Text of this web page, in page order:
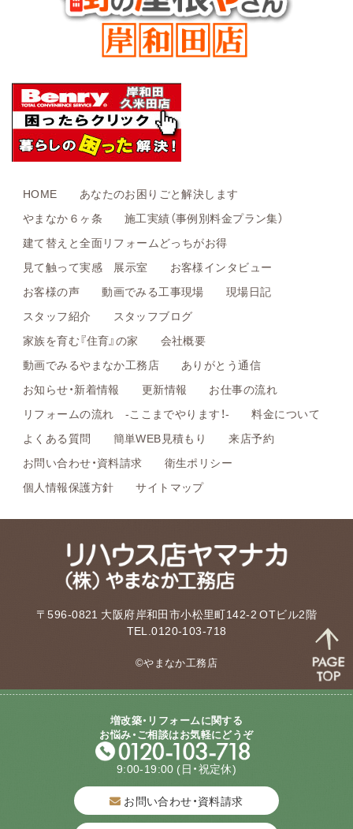
HOME
あなたのお困りごと解決します
やまなか６ヶ条
施工実績（事例別料金プラン集）
建て替えと全面リフォームどっちがお得
見て触って実感 展示室
お客様インタビュー
お客様の声
動画でみる工事現場
現場日記
スタッフ紹介
スタッフブログ
家族を育む『住育』の家
会社概要
動画でみるやまなか工務店
ありがとう通信
お知らせ・新着情報
更新情報
お仕事の流れ
リフォームの流れ -ここまでやります！-
料金について
よくある質問
簡単WEB見積もり
来店予約
お問い合わせ・資料請求
衛生ポリシー
個人情報保護方針
サイトマップ
〒596-0821 大阪府岸和田市小松里町142-2 OTビル2階
TEL.0120-103-718
©やまなか工務店
増改築・リフォームに関する
お悩み・ご相談はお気軽にどうぞ
9:00-19:00 (日・祝定休)
お問い合わせ・資料請求